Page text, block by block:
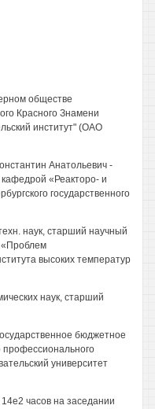
обществе
Красного Знамени
институт" (ОАО
Анатольевич -
«Реакторо- и
государственного
наук, старший научный
«Проблем
высоких температур
наук, старший
бюджетное
университет
часов на заседании